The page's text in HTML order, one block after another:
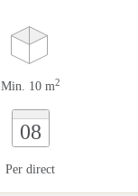
Min. 10 m2
08
Per direct